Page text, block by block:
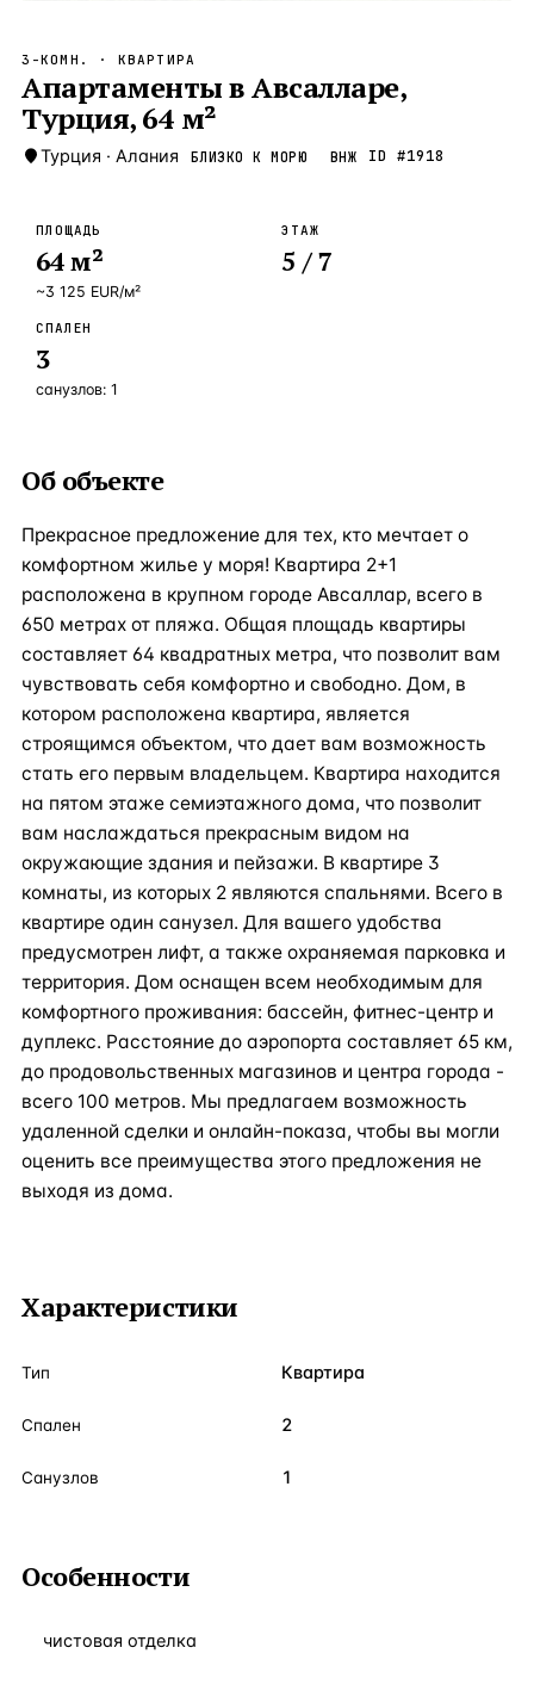
Новороссийск —Локация
Стамбул — Локация
Анталия
ЧАСТО ИЩУТ
Турция Кипр
3-КОМН. · КВАРТИРА
Апартаменты в Авсалларе,
Турция, 64 м²
Турция · Алания БЛИЗКО К МОРЮ ВНЖ ID #1918
ПЛОЩАДЬ
64м²
~3 125 EUR/м²
ЭТАЖ
5 / 7
СПАЛЕН
3
санузлов: 1
Об объекте
Прекрасное предложение для тех, кто мечтает о
комфортном жилье у моря! Квартира 2+1
расположена в крупном городе Авсаллар, всего в
650 метрах от пляжа. Общая площадь квартиры
составляет 64 квадратных метра, что позволит вам
чувствовать себя комфортно и свободно. Дом, в
котором расположена квартира, является
строящимся объектом, что дает вам возможность
стать его первым владельцем. Квартира находится
на пятом этаже семиэтажного дома, что позволит
вам наслаждаться прекрасным видом на
окружающие здания и пейзажи. В квартире 3
комнаты, из которых 2 являются спальнями. Всего в
квартире один санузел. Для вашего удобства
предусмотрен лифт, а также охраняемая парковка и
территория. Дом оснащен всем необходимым для
комфортного проживания: бассейн, фитнес-центр и
дуплекс. Расстояние до аэропорта составляет 65 км,
до продовольственных магазинов и центра города -
всего 100 метров. Мы предлагаем возможность
удаленной сделки и онлайн-показа, чтобы вы могли
оценить все преимущества этого предложения не
выходя из дома.
Характеристики
Тип Квартира
Спален 2
Санузлов 1
Особенности
чистовая отделка